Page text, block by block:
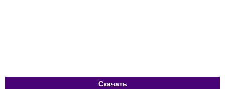
Скачать